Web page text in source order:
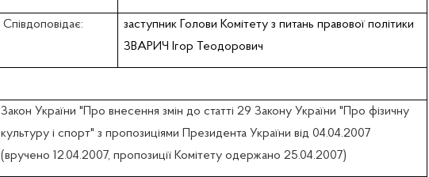
Співдоповідає:
заступник Голови Комітету з питань правової політики
ЗВАРИЧ Ігор Теодорович
Закон України "Про внесення змін до статті 29 Закону України "Про фізичну
культуру і спорт" з пропозиціями Президента України від 04.04.2007
(вручено 12.04.2007, пропозиції Комітету одержано 25.04.2007)